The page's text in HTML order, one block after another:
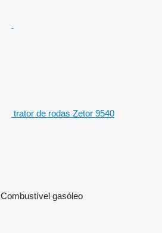
trator de rodas Zetor 9540
Combustível gasóleo